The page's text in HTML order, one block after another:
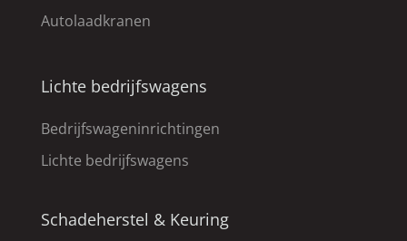
Autolaadkranen
Lichte bedrijfswagens
Bedrijfswageninrichtingen
Lichte bedrijfswagens
Schadeherstel & Keuring